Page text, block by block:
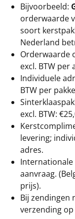
Bijvoorbeeld:
orderwaarde
soort
Nederland
Orderwaarde
excl. BTW per
Individuele
BTW per
excl. BTW:
levering;
adres.
Internationale
aanvraag.
prijs).
Bij zendingen
verzending